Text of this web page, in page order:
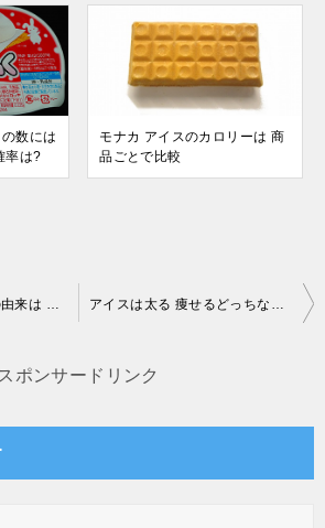
数には
率は?
モナカ アイスのカロリーは 商
品ごとで比較
サーティワンの名前の由来は ロゴマークだと? アイスは太る 痩せるどっちなの?
ポンサードリンク